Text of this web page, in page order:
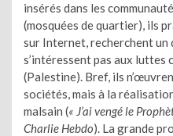
insérés dans les
(mosquées de quartier), ils
sur Internet, recherchent un
s’intéressent pas aux luttes
(Palestine). Bref, ils
sociétés, mais à la
malsain (« J’ai vengé le
Charlie Hebdo). La grande